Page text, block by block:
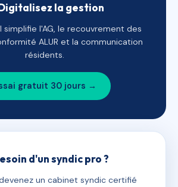
la gestion
simplifie l'AG, le recouvrement des
ALUR et la communication
résidents.
gratuit 30 jours →
d'un syndic pro ?
un cabinet syndic certifié